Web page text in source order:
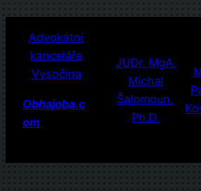
obsah
Advokátní
kanceláře
Vysočina
Obhajoba.c
om
JUDr. MgA.
Michal
Šalomoun,
Ph.D.